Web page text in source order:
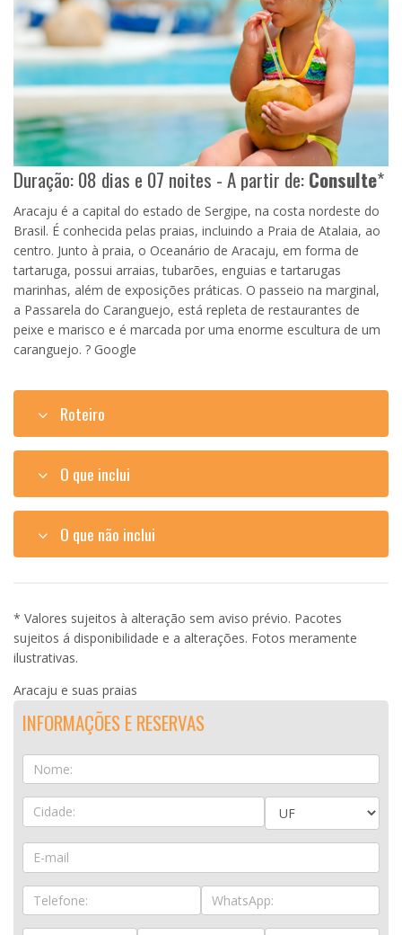
Duração: 08 dias e 07 noites - A partir de:Consulte*
Aracaju é a capital do estado de Sergipe, na costa nordeste do
Brasil. É conhecida pelas praias, incluindo a Praia de Atalaia, ao
centro. Junto à praia, o Oceanário de Aracaju, em forma de
tartaruga, possui arraias, tubarões, enguias e tartarugas
marinhas, além de exposições práticas. O passeio na marginal,
a Passarela do Caranguejo, está repleta de restaurantes de
peixe e marisco e é marcada por uma enorme escultura de um
caranguejo. ? Google
Roteiro
O que inclui
O que não inclui
* Valores sujeitos à alteração sem aviso prévio. Pacotes
sujeitos á disponibilidade e a alterações. Fotos meramente
ilustrativas.
Aracaju e suas praias
INFORMAÇÕES E RESERVAS